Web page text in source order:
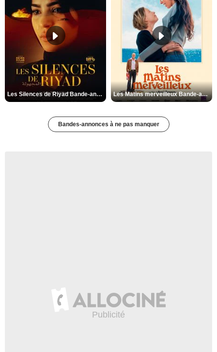
Les Silences de Riyad Bande-annonce VO STFR Les Matins merveilleux Bande-annonce VF
Bandes-annonces à ne pas manquer